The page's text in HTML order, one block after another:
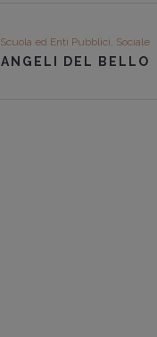
Scuola ed Enti Pubblici, Sociale
ANGELI DEL BELLO